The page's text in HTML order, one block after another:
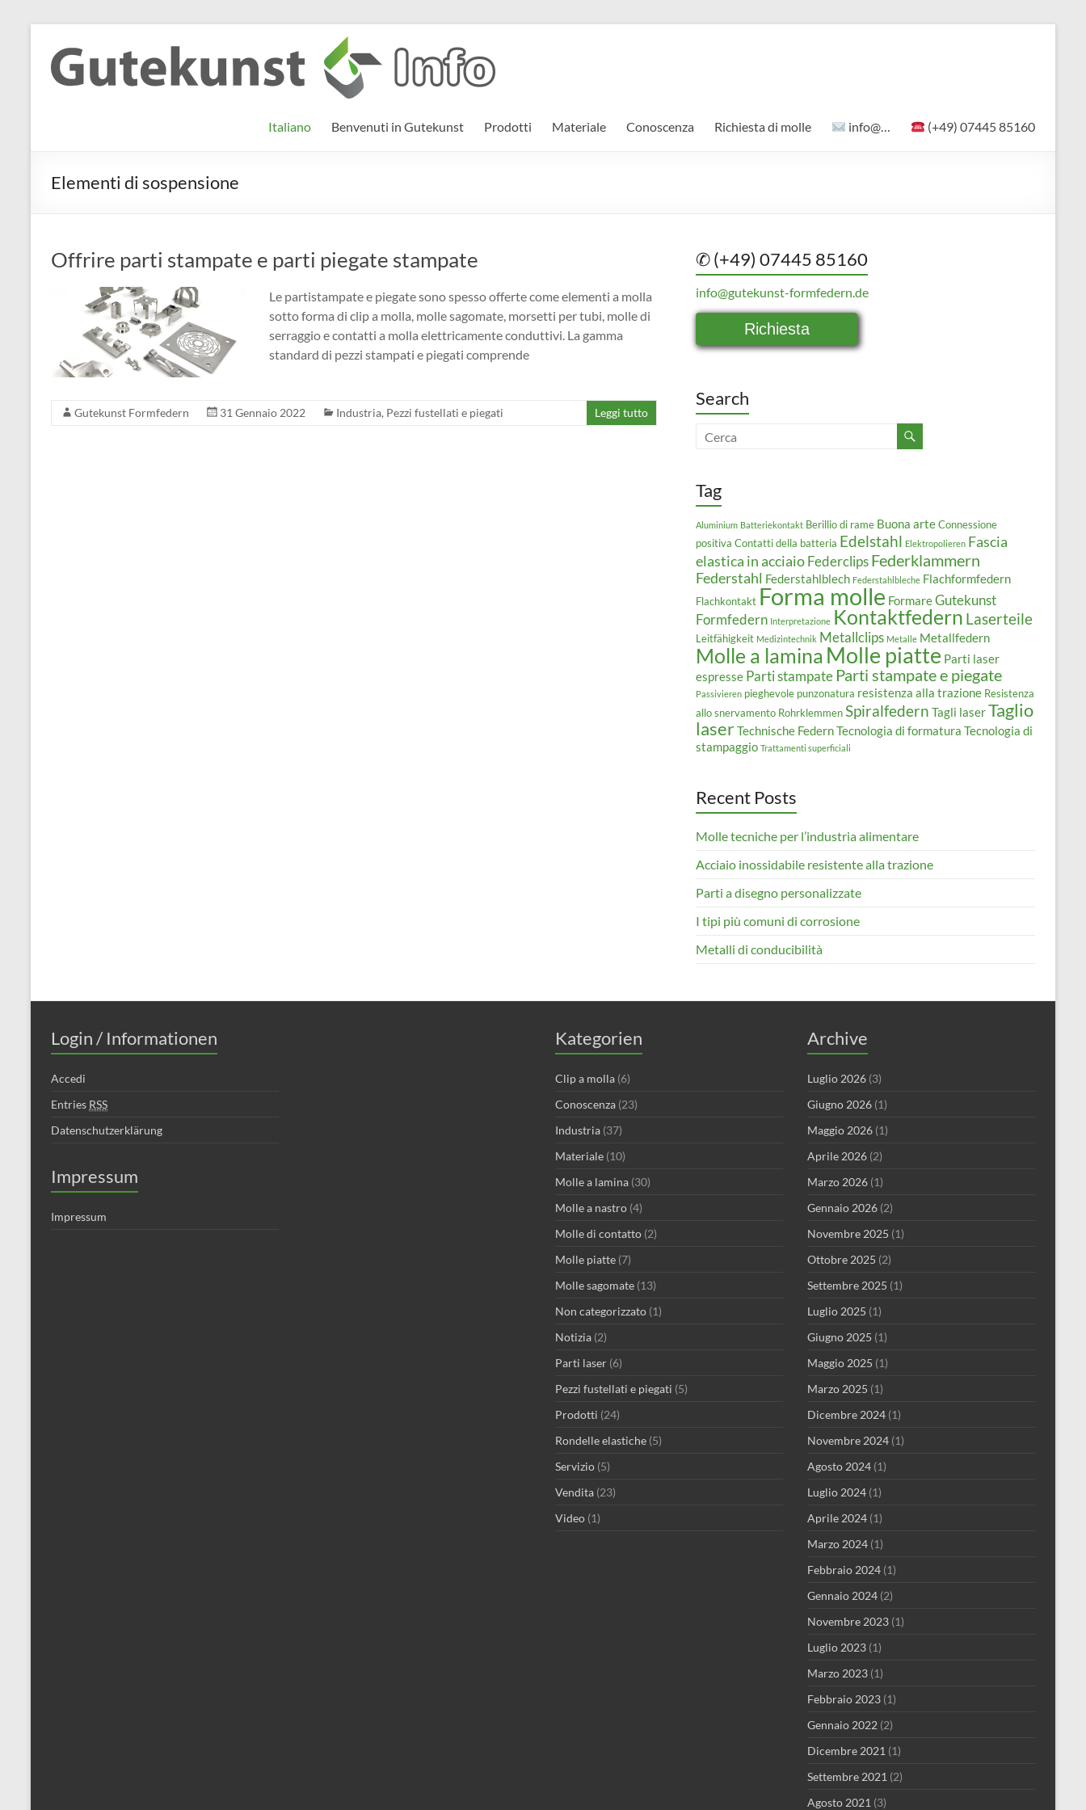
contenuto
Gutekunst
Formfedern
Informationen
und
Wissenswertes
Italiano Benvenuti in Gutekunst Prodotti Materiale Conoscenza Richiesta di molle info@… (+49) 07445 85160
Elementi di sospensione
Offrire parti stampate e parti piegate stampate
Le partistampate e piegate sono spesso offerte come elementi a molla
sotto forma di clip a molla, molle sagomate, morsetti per tubi, molle di
serraggio e contatti a molla elettricamente conduttivi. La gamma
standard di pezzi stampati e piegati comprende
Gutekunst Formfedern 31 Gennaio 2022 Industria, Pezzi fustellati e piegati Leggi tutto
✆ (+49) 07445 85160
info@gutekunst-formfedern.de
Richiesta
Search
Tag
Aluminium Batteriekontakt Berillio di rame Buona arteConnessione
positiva Contatti della batteria Edelstahl Elektropolieren Fascia
elastica in acciaioFederclipsFederklammern
Federstahl Federstahlblech Federstahlbleche Flachformfedern
Flachkontakt Forma molle FormareGutekunst
Formfedern Interpretazione Kontaktfedern Laserteile
Leitfähigkeit Medizintechnik Metallclips Metalle Metallfedern
Molle a lamina Molle piatte Parti laser
espresse Parti stampate Parti stampate e piegate
Passivieren pieghevole punzonatura resistenza alla trazione Resistenza
allo snervamento RohrklemmenSpiralfedern Tagli laserTaglio
laserTechnische FedernTecnologia di formatura Tecnologia di
stampaggio Trattamenti superficiali
Recent Posts
Molle tecniche per l’industria alimentare
Acciaio inossidabile resistente alla trazione
Parti a disegno personalizzate
I tipi più comuni di corrosione
Metalli di conducibilità
Login / Informationen
Accedi
Entries RSS
Datenschutzerklärung
Impressum
Impressum
Kategorien
Clip a molla (6)
Conoscenza (23)
Industria (37)
Materiale (10)
Molle a lamina (30)
Molle a nastro (4)
Molle di contatto (2)
Molle piatte (7)
Molle sagomate (13)
Non categorizzato (1)
Notizia (2)
Parti laser (6)
Pezzi fustellati e piegati (5)
Prodotti (24)
Rondelle elastiche (5)
Servizio (5)
Vendita (23)
Video (1)
Archive
Luglio 2026 (3)
Giugno 2026 (1)
Maggio 2026 (1)
Aprile 2026 (2)
Marzo 2026 (1)
Gennaio 2026 (2)
Novembre 2025 (1)
Ottobre 2025 (2)
Settembre 2025 (1)
Luglio 2025 (1)
Giugno 2025 (1)
Maggio 2025 (1)
Marzo 2025 (1)
Dicembre 2024 (1)
Novembre 2024 (1)
Agosto 2024 (1)
Luglio 2024 (1)
Aprile 2024 (1)
Marzo 2024 (1)
Febbraio 2024 (1)
Gennaio 2024 (2)
Novembre 2023 (1)
Luglio 2023 (1)
Marzo 2023 (1)
Febbraio 2023 (1)
Gennaio 2022 (2)
Dicembre 2021 (1)
Settembre 2021 (2)
Agosto 2021 (3)